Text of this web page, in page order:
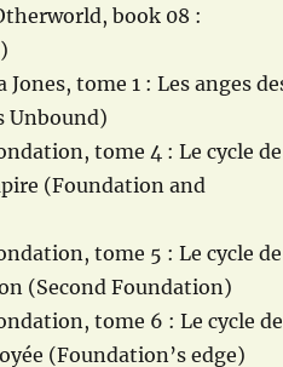
book 08 :
tome 1 : Les anges
Unbound)
tome 4 : Le cycle
(Foundation and
tome 5 : Le cycle
(Second Foundation)
tome 6 : Le cycle
(Foundation’s edge)